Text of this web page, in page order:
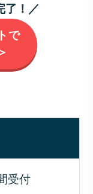
了！／
で
受付